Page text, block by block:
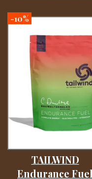
-10%
TAILWIND
Endurance Fuel